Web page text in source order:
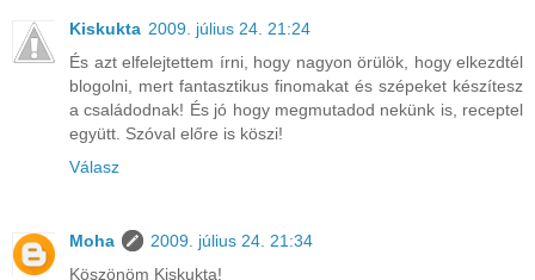
Kiskukta 2009. július 24. 21:24
És azt elfelejtettem írni, hogy nagyon örülök, hogy elkezdtél
blogolni, mert fantasztikus finomakat és szépeket készítesz
a családodnak! És jó hogy megmutadod nekünk is, receptel
együtt. Szóval előre is köszi!
Válasz
Moha
2009. július 24. 21:34
Köszönöm Kiskukta!